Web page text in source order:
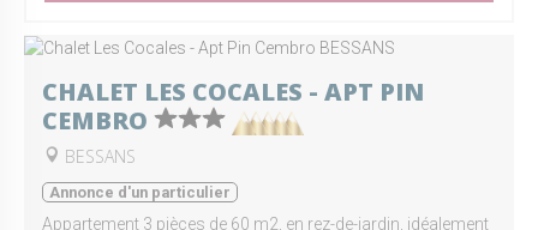
CHALET LES COCALES - APT PIN
CEMBRO
BESSANS
Annonce d'un particulier
Appartement 3 pièces de 60 m2, en rez-de-jardin, idéalement